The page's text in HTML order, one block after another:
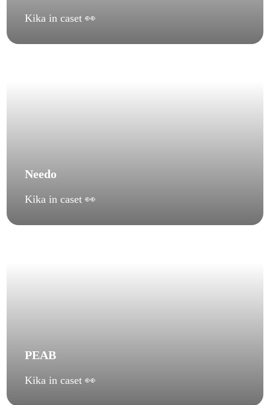
Kika in caset 👀
Needo
Kika in caset 👀
PEAB
Kika in caset 👀